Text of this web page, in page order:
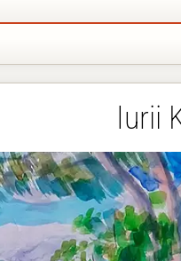
Iurii